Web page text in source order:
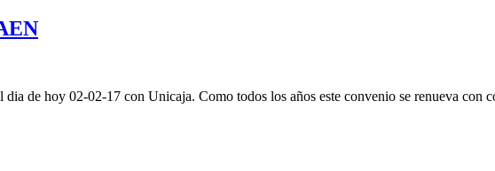
de hoy 02-02-17 con Unicaja. Como todos los años este convenio se renueva con